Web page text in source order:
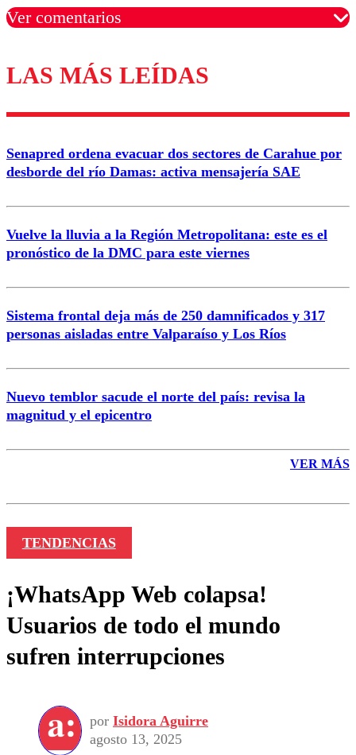
Ver comentarios
Los comentarios son moderados para garantizar un
diálogo respetuoso.
Correo
Enviar comentario
LAS MÁS LEÍDAS
Senapred ordena evacuar dos sectores de Carahue por
desborde del río Damas: activa mensajería SAE
Vuelve la lluvia a la Región Metropolitana: este es el
pronóstico de la DMC para este viernes
Sistema frontal deja más de 250 damnificados y 317
personas aisladas entre Valparaíso y Los Ríos
Nuevo temblor sacude el norte del país: revisa la
magnitud y el epicentro
VER MÁS
TENDENCIAS
¡WhatsApp Web colapsa!
Usuarios de todo el mundo
sufren interrupciones
por Isidora Aguirre
agosto 13, 2025